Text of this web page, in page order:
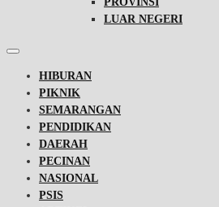
LUAR NEGERI
HIBURAN
PIKNIK
SEMARANGAN
PENDIDIKAN
DAERAH
PECINAN
NASIONAL
PSIS